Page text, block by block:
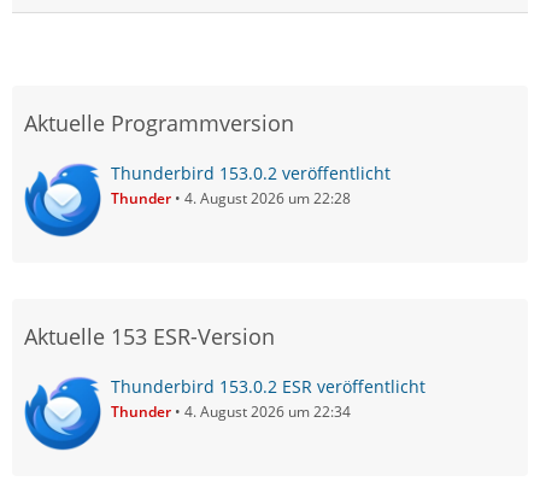
Aktuelle Programmversion
Thunderbird 153.0.2 veröffentlicht
Thunder 4. August 2026 um 22:28
Aktuelle 153 ESR-Version
Thunderbird 153.0.2 ESR veröffentlicht
Thunder 4. August 2026 um 22:34